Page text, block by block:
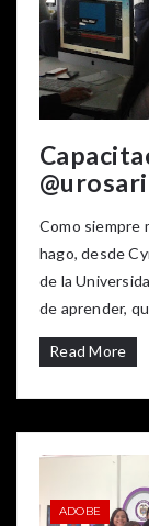
Como siempre
hago, desde
de la
de aprender,
Read More
ADOBE